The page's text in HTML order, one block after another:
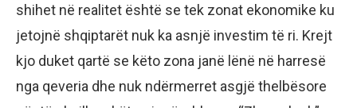
shihet në realitet është se tek zonat ekonomike ku
jetojnë shqiptarët nuk ka asnjë investim të ri. Krejt
kjo duket qartë se këto zona janë lënë në harresë
nga qeveria dhe nuk ndërmerret asgjë thelbësore